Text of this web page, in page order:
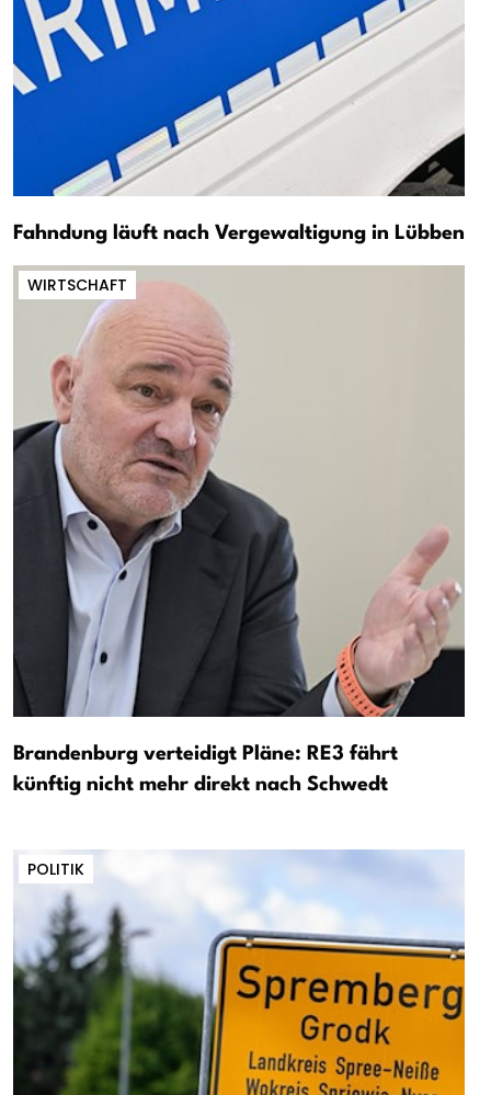
Fahndung läuft nach Vergewaltigung in Lübben
WIRTSCHAFT
Brandenburg verteidigt Pläne: RE3 fährt
künftig nicht mehr direkt nach Schwedt
POLITIK